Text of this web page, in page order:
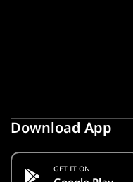
Download App
GET IT ON